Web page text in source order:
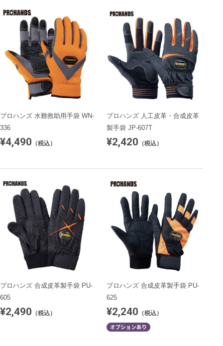
プロハンズ 水難救助用手袋 WN-
336
¥4,490 （税込）
プロハンズ 人工皮革・合成皮革
製手袋 JP-607T
¥2,420 （税込）
プロハンズ 合成皮革製手袋 PU-
605
¥2,490 （税込）
プロハンズ 合成皮革製手袋 PU-
625
¥2,240 （税込）